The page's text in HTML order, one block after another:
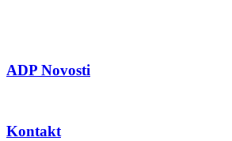
ADP Novosti
Kontakt